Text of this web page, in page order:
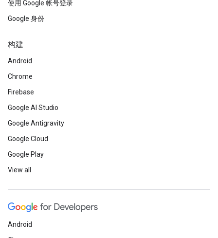
使用 Google 帐号登录
Google 身份
构建
Android
Chrome
Firebase
Google AI Studio
Google Antigravity
Google Cloud
Google Play
View all
Android